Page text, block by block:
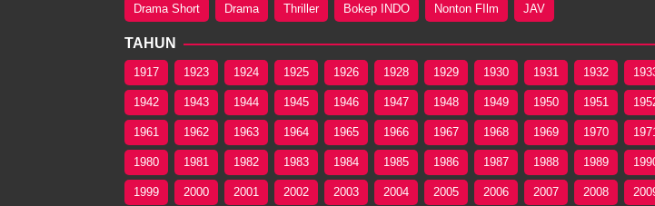
Drama Short Drama Thriller Bokep INDO Nonton FIlm JAV
TAHUN
1917 1923 1924 1925 1926 1928 1929 1930 1931 1932
1942 1943 1944 1945 1946 1947 1948 1949 1950 1951
1961 1962 1963 1964 1965 1966 1967 1968 1969 1970 1971
1980 1981 1982 1983 1984 1985 1986 1987 1988 1989
1999 2000 2001 2002 2003 2004 2005 2006 2007 2008